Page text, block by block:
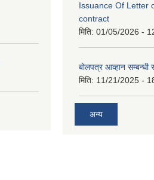
Issuance Of Letter
contract
मिति: 01/05/2026 -
बोलपत्र आव्हान सम्बन्धी
मिति: 11/21/2025 -
अन्य